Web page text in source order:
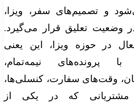
و تصمیم‌های سفر، ویزا،
وضعیت تعلیق قرار می‌گیرد.
در حوزه ویزا، این یعنی
پرونده‌های نیمه‌تمام،
وقت‌های سفارت، کنسلی‌ها،
که در یکی از